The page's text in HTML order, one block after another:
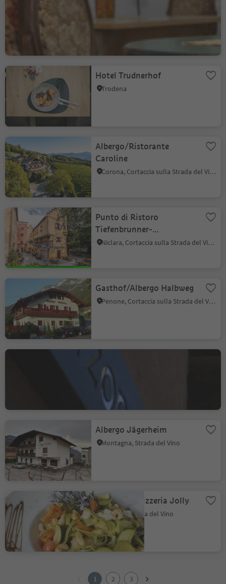
Villa - Egna, Egna, Strada del Vino
Hotel Trudnerhof
Trodena
Albergo/Ristorante
Caroline
Corona, Cortaccia sulla Strada del Vino, Strada del Vino
Punto di Ristoro
Tiefenbrunner-
Schlosskellerei Turmhof
Niclara, Cortaccia sulla Strada del Vino, Strada del Vino
Gasthof/Albergo Halbweg
Penone, Cortaccia sulla Strada del Vino, Strada del Vino
Pinzano, Montagna, Strada del Vino
Albergo Jägerheim
Montagna, Strada del Vino
Ristorante Pizzeria Jolly
Salorno, Strada del Vino
1 2
3